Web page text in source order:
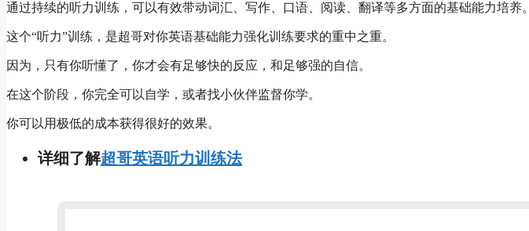
通过持续的听力训练，可以有效带动词汇、写作、口语、阅读、翻译等多方面的基础能力培养。
这个“听力”训练，是超哥对你英语基础能力强化训练要求的重中之重。
因为，只有你听懂了，你才会有足够快的反应，和足够强的自信。
在这个阶段，你完全可以自学，或者找小伙伴监督你学。
你可以用极低的成本获得很好的效果。
详细了解超哥英语听力训练法